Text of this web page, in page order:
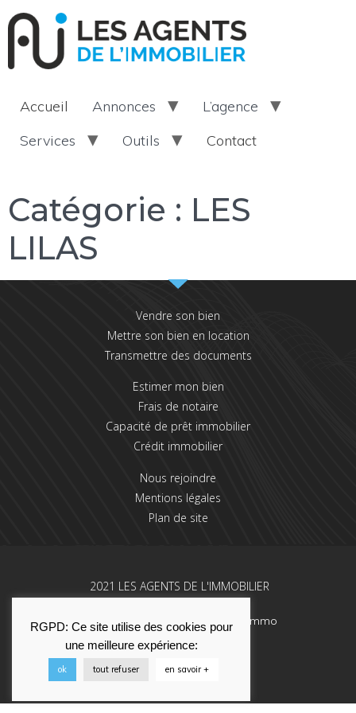
Accueil Annonces
L’agence
Services
Outils Contact
Catégorie : LES
LILAS
Vendre son bien
Mettre son bien en location
Transmettre des documents
Estimer mon bien
Frais de notaire
Capacité de prêt immobilier
Crédit immobilier
Nous rejoindre
Mentions légales
Plan de site
2021 LES AGENTS DE L'IMMOBILIER
Une réalisation La Solution Immo
RGPD: Ce site utilise des cookies pour
une meilleure expérience:
ok tout refuser en savoir +